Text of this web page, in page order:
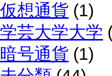
仮想通貨 (1)
学芸大学大学
暗号通貨 (1)